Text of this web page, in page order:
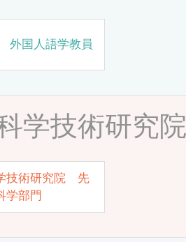
外国人語学教員
学技術研究
技術研究院 先
学部門